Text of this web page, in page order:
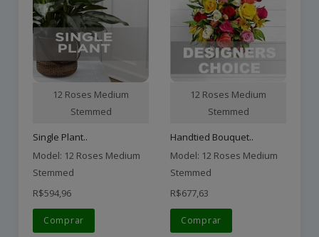
12 Roses Medium
Stemmed
Single Plant..
Model: 12 Roses Medium
Stemmed
R$594,96
Comprar
12 Roses Medium
Stemmed
Handtied Bouquet..
Model: 12 Roses Medium
Stemmed
R$677,63
Comprar